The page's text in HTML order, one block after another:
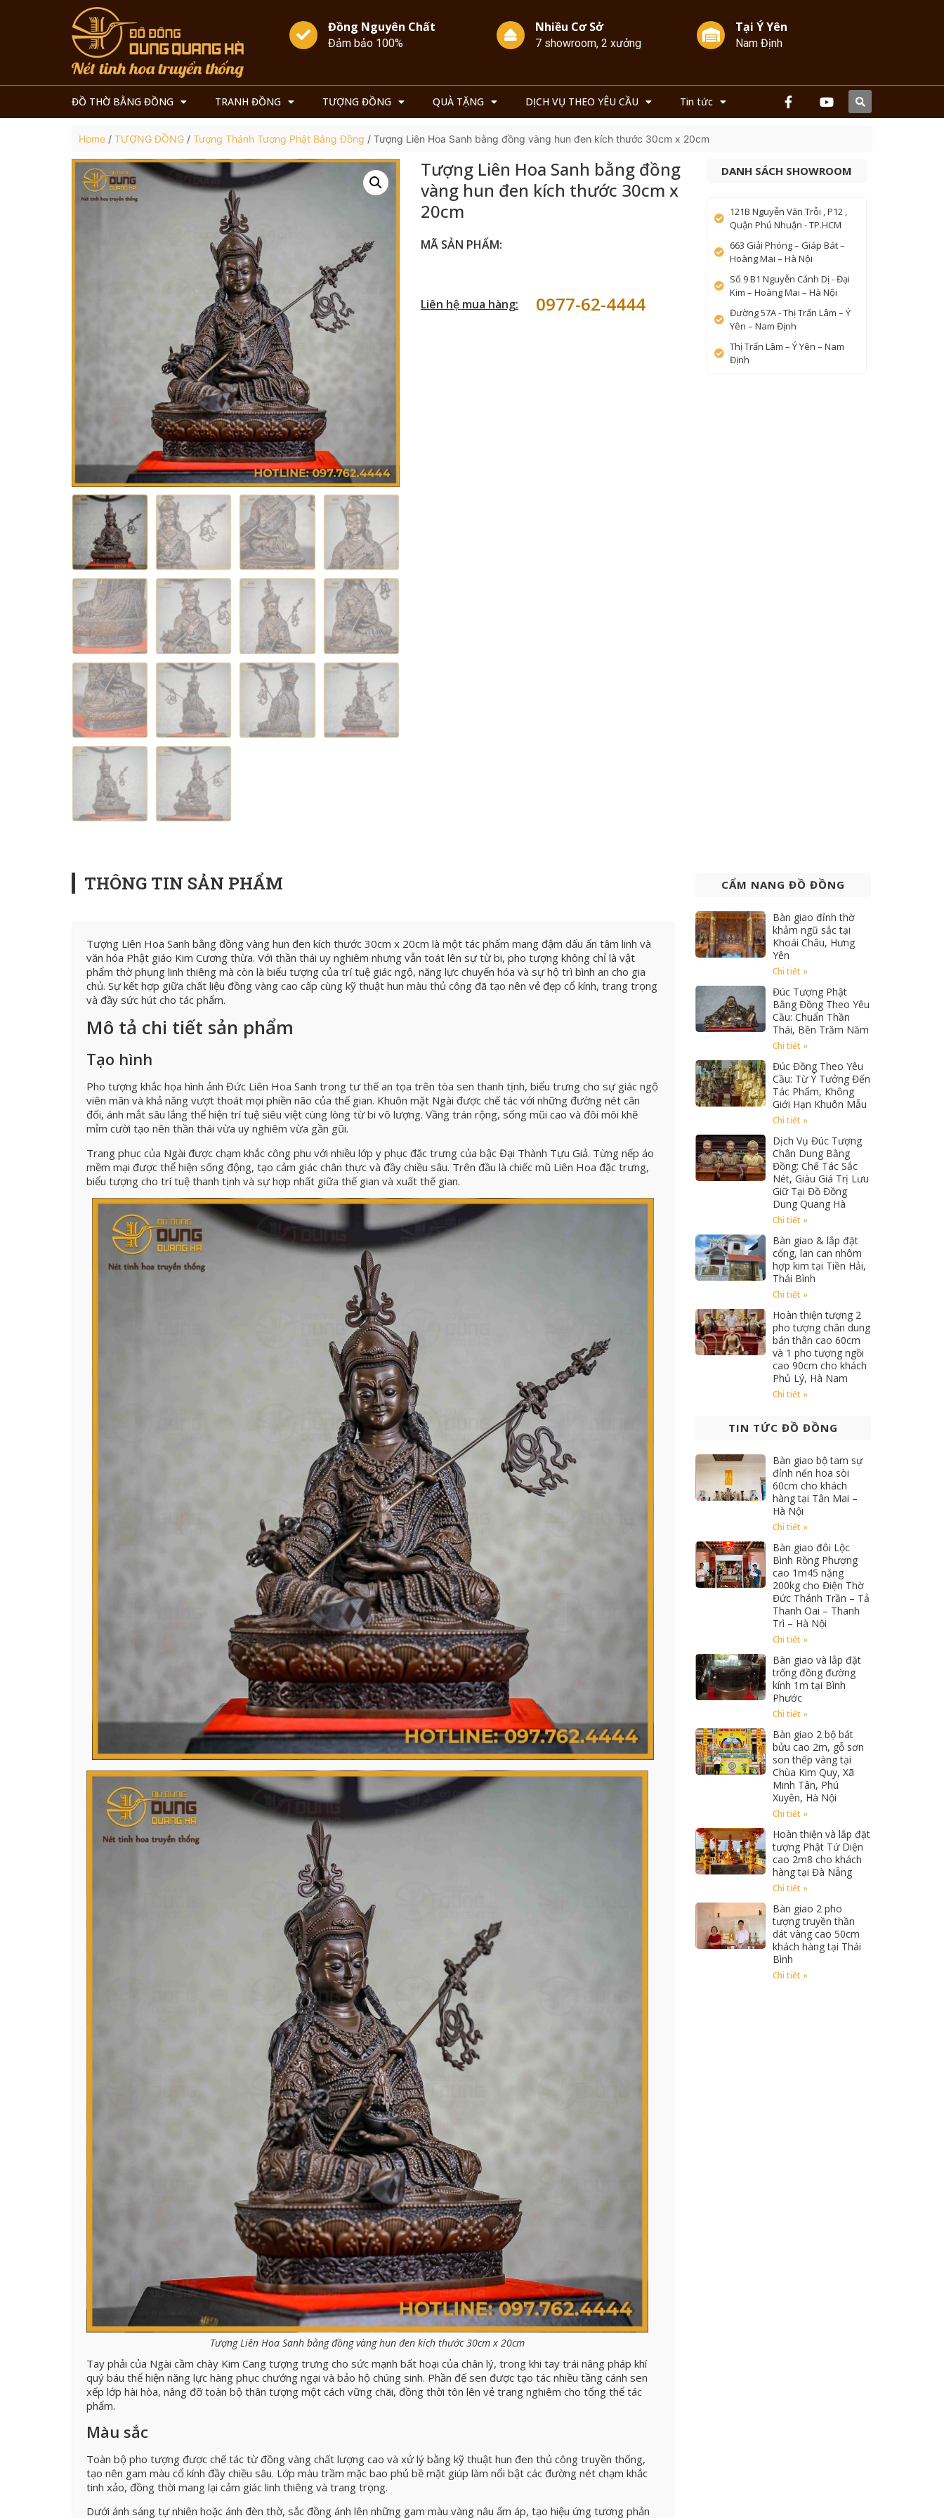
Đồng Nguyên Chất
Đảm bảo 100%
Nhiều Cơ Sở
7 showroom, 2 xưởng
Tại Ý Yên
Nam Định
ĐỒ THỜ BẰNG ĐỒNG TRANH ĐỒNG TƯỢNG ĐỒNG QUÀ TẶNG DỊCH VỤ THEO YÊU CẦU Tin tức
Home / TƯỢNG ĐỒNG / Tượng Thánh Tượng Phật Bằng Đồng / Tượng Liên Hoa Sanh bằng đồng vàng hun đen kích thước 30cm x 20cm
Tượng Liên Hoa Sanh bằng đồng
vàng hun đen kích thước 30cm x
20cm
MÃ SẢN PHẨM:
Liên hệ mua hàng: 0977-62-4444
DANH SÁCH SHOWROOM
121B Nguyễn Văn Trỗi , P12 ,
Quận Phú Nhuận - TP.HCM
663 Giải Phóng – Giáp Bát –
Hoàng Mai – Hà Nội
Số 9 B1 Nguyễn Cảnh Dị - Đại
Kim – Hoàng Mai – Hà Nội
Đường 57A - Thị Trấn Lâm – Ý
Yên – Nam Định
Thị Trấn Lâm – Ý Yên – Nam
Định
THÔNG TIN SẢN PHẨM
Tượng Liên Hoa Sanh bằng đồng vàng hun đen kích thước 30cm x 20cm là một tác phẩm mang đậm dấu ấn tâm linh và
văn hóa Phật giáo Kim Cương thừa. Với thần thái uy nghiêm nhưng vẫn toát lên sự từ bi, pho tượng không chỉ là vật
phẩm thờ phụng linh thiêng mà còn là biểu tượng của trí tuệ giác ngộ, năng lực chuyển hóa và sự hộ trì bình an cho gia
chủ. Sự kết hợp giữa chất liệu đồng vàng cao cấp cùng kỹ thuật hun màu thủ công đã tạo nên vẻ đẹp cổ kính, trang trọng
và đầy sức hút cho tác phẩm.
Mô tả chi tiết sản phẩm
Tạo hình
Pho tượng khắc họa hình ảnh Đức Liên Hoa Sanh trong tư thế an tọa trên tòa sen thanh tịnh, biểu trưng cho sự giác ngộ
viên mãn và khả năng vượt thoát mọi phiền não của thế gian. Khuôn mặt Ngài được chế tác với những đường nét cân
đối, ánh mắt sâu lắng thể hiện trí tuệ siêu việt cùng lòng từ bi vô lượng. Vầng trán rộng, sống mũi cao và đôi môi khẽ
mỉm cười tạo nên thần thái vừa uy nghiêm vừa gần gũi.
Trang phục của Ngài được chạm khắc công phu với nhiều lớp y phục đặc trưng của bậc Đại Thành Tựu Giả. Từng nếp áo
mềm mại được thể hiện sống động, tạo cảm giác chân thực và đầy chiều sâu. Trên đầu là chiếc mũ Liên Hoa đặc trưng,
biểu tượng cho trí tuệ thanh tịnh và sự hợp nhất giữa thế gian và xuất thế gian.
Tượng Liên Hoa Sanh bằng đồng vàng hun đen kích thước 30cm x 20cm
Tay phải của Ngài cầm chày Kim Cang tượng trưng cho sức mạnh bất hoại của chân lý, trong khi tay trái nâng pháp khí
quý báu thể hiện năng lực hàng phục chướng ngại và bảo hộ chúng sinh. Phần đế sen được tạo tác nhiều tầng cánh sen
xếp lớp hài hòa, nâng đỡ toàn bộ thân tượng một cách vững chãi, đồng thời tôn lên vẻ trang nghiêm cho tổng thể tác
phẩm.
Màu sắc
Toàn bộ pho tượng được chế tác từ đồng vàng chất lượng cao và xử lý bằng kỹ thuật hun đen thủ công truyền thống,
tạo nên gam màu cổ kính đầy chiều sâu. Lớp màu trầm mặc bao phủ bề mặt giúp làm nổi bật các đường nét chạm khắc
tinh xảo, đồng thời mang lại cảm giác linh thiêng và trang trọng.
Dưới ánh sáng tự nhiên hoặc ánh đèn thờ, sắc đồng ánh lên những gam màu vàng nâu ấm áp, tạo hiệu ứng tương phản
CẨM NANG ĐỒ ĐỒNG
Bàn giao đỉnh thờ
khảm ngũ sắc tại
Khoái Châu, Hưng
Yên
Chi tiết »
Đúc Tượng Phật
Bằng Đồng Theo Yêu
Cầu: Chuẩn Thần
Thái, Bền Trăm Năm
Chi tiết »
Đúc Đồng Theo Yêu
Cầu: Từ Ý Tưởng Đến
Tác Phẩm, Không
Giới Hạn Khuôn Mẫu
Chi tiết »
Dịch Vụ Đúc Tượng
Chân Dung Bằng
Đồng: Chế Tác Sắc
Nét, Giàu Giá Trị Lưu
Giữ Tại Đồ Đồng
Dung Quang Hà
Chi tiết »
Bàn giao & lắp đặt
cổng, lan can nhôm
hợp kim tại Tiền Hải,
Thái Bình
Chi tiết »
Hoàn thiện tượng 2
pho tượng chân dung
bán thân cao 60cm
và 1 pho tượng ngồi
cao 90cm cho khách
Phủ Lý, Hà Nam
Chi tiết »
TIN TỨC ĐỒ ĐỒNG
Bàn giao bộ tam sự
đỉnh nến hoa sòi
60cm cho khách
hàng tại Tân Mai –
Hà Nội
Chi tiết »
Bàn giao đôi Lộc
Bình Rồng Phượng
cao 1m45 nặng
200kg cho Điện Thờ
Đức Thánh Trần – Tả
Thanh Oai – Thanh
Trì – Hà Nội
Chi tiết »
Bàn giao và lắp đặt
trống đồng đường
kính 1m tại Bình
Phước
Chi tiết »
Bàn giao 2 bộ bát
bửu cao 2m, gỗ sơn
son thếp vàng tại
Chùa Kim Quy, Xã
Minh Tân, Phú
Xuyên, Hà Nội
Chi tiết »
Hoàn thiện và lắp đặt
tượng Phật Tứ Diện
cao 2m8 cho khách
hàng tại Đà Nẵng
Chi tiết »
Bàn giao 2 pho
tượng truyền thần
dát vàng cao 50cm
khách hàng tại Thái
Bình
Chi tiết »